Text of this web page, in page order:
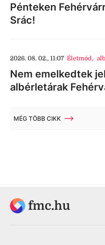
Pénteken
Srác!
2026. 08. 02., 11:07 Életmód,
Nem emelkedtek
albérletárak
MÉG TÖBB CIKK
fmc.hu